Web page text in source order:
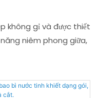
không gỉ và được thiết
niêm phong giữa,